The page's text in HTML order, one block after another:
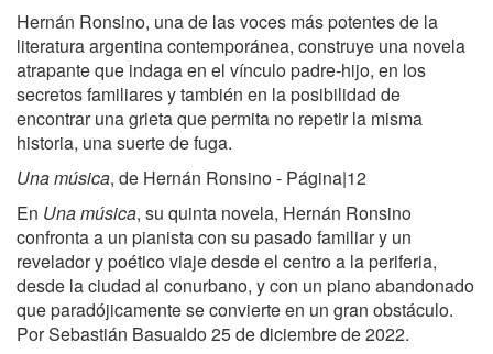
Hernán Ronsino, una de las voces más potentes de la
literatura argentina contemporánea, construye una novela
atrapante que indaga en el vínculo padre-hijo, en los
secretos familiares y también en la posibilidad de
encontrar una grieta que permita no repetir la misma
historia, una suerte de fuga.
Una música, de Hernán Ronsino - Página|12
En Una música, su quinta novela, Hernán Ronsino
confronta a un pianista con su pasado familiar y un
revelador y poético viaje desde el centro a la periferia,
desde la ciudad al conurbano, y con un piano abandonado
que paradójicamente se convierte en un gran obstáculo.
Por Sebastián Basualdo 25 de diciembre de 2022.